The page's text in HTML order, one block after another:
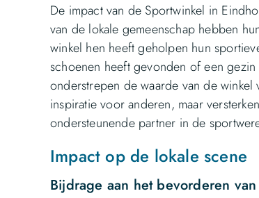
De impact van de Sportwinkel in
van de lokale gemeenschap hebben
winkel hen heeft geholpen hun
schoenen heeft gevonden of een
onderstrepen de waarde van de
inspiratie voor anderen, maar
ondersteunende partner in de
Impact op de lokale scene
Bijdrage aan het bevorderen